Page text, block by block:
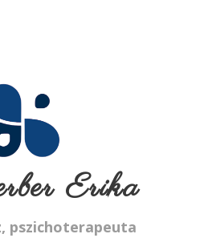
Erika
pszichoterapeuta